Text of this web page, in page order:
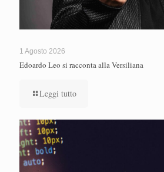
1 Agosto 2026
Edoardo Leo si racconta alla Versiliana
Leggi tutto